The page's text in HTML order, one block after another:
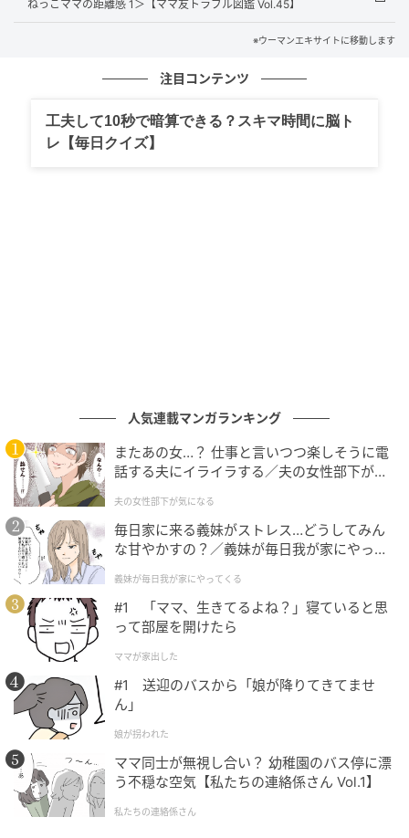
ウーマンエキサイト
ねっこママの距離感 1＞【ママ友トラブル図鑑 Vol.45】
※ウーマンエキサイトに移動します
注目コンテンツ
工夫して10秒で暗算できる？スキマ時間に脳ト
レ【毎日クイズ】
人気連載マンガランキング
またあの女…？ 仕事と言いつつ楽しそうに電
話する夫にイライラする／夫の女性部下が気
夫の女性部下が気になる
毎日家に来る義妹がストレス…どうしてみん
な甘やかすの？／義妹が毎日我が家にやって
が】
義妹が毎日我が家にやってくる
#1 「ママ、生きてるよね？」寝ていると思
って部屋を開けたら
ママが家出した
#1 送迎のバスから「娘が降りてきてませ
ん」
娘が拐われた
ママ同士が無視し合い？ 幼稚園のバス停に漂
う不穏な空気【私たちの連絡係さん Vol.1】
私たちの連絡係さん